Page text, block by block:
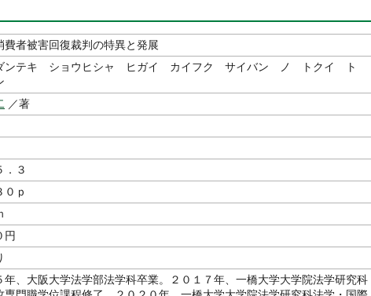
費者被害回復裁判の特異と発展
ンテキ ショウヒシャ ヒガイ カイフク サイバン ノ トクイ ト
／著
．３
０ｐ
円
年、大阪大学法学部法学科卒業。２０１７年、一橋大学大学院法学研究科